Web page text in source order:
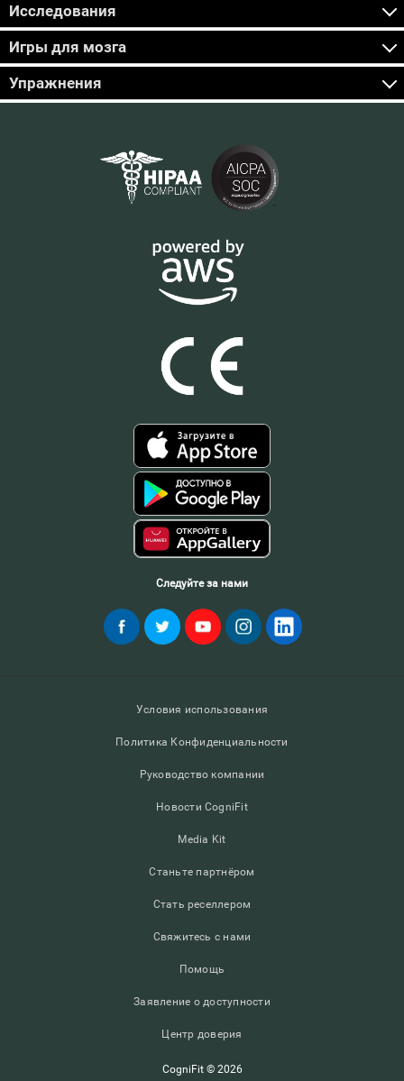
Исследования
Игры для мозга
Упражнения
Следуйте за нами
Условия использования
Политика Конфиденциальности
Руководство компании
Новости CogniFit
Media Kit
Станьте партнёром
Стать реселлером
Свяжитесь с нами
Помощь
Заявление о доступности
Центр доверия
CogniFit © 2026